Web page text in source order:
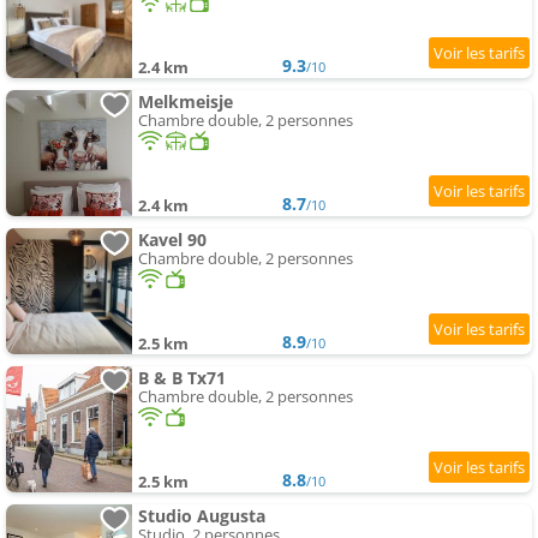
2.4 km 9.3/10
Melkmeisje
Chambre double, 2 personnes
2.4 km 8.7/10
Kavel 90
Chambre double, 2 personnes
2.5 km 8.9/10
B & B Tx71
Chambre double, 2 personnes
2.5 km 8.8/10
Studio Augusta